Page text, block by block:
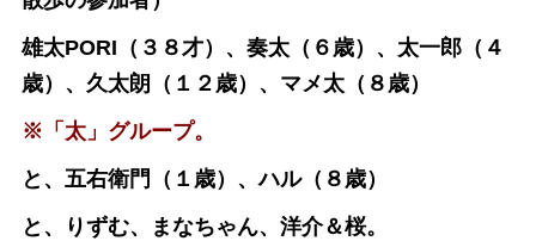
雄太PORI（３８才）、奏太（６歳）、太一郎（４
歳）、久太朗（１２歳）、マメ太（８歳）
※「太」グループ。
と、五右衛門（１歳）、ハル（８歳）
と、りずむ、まなちゃん、洋介＆桜。